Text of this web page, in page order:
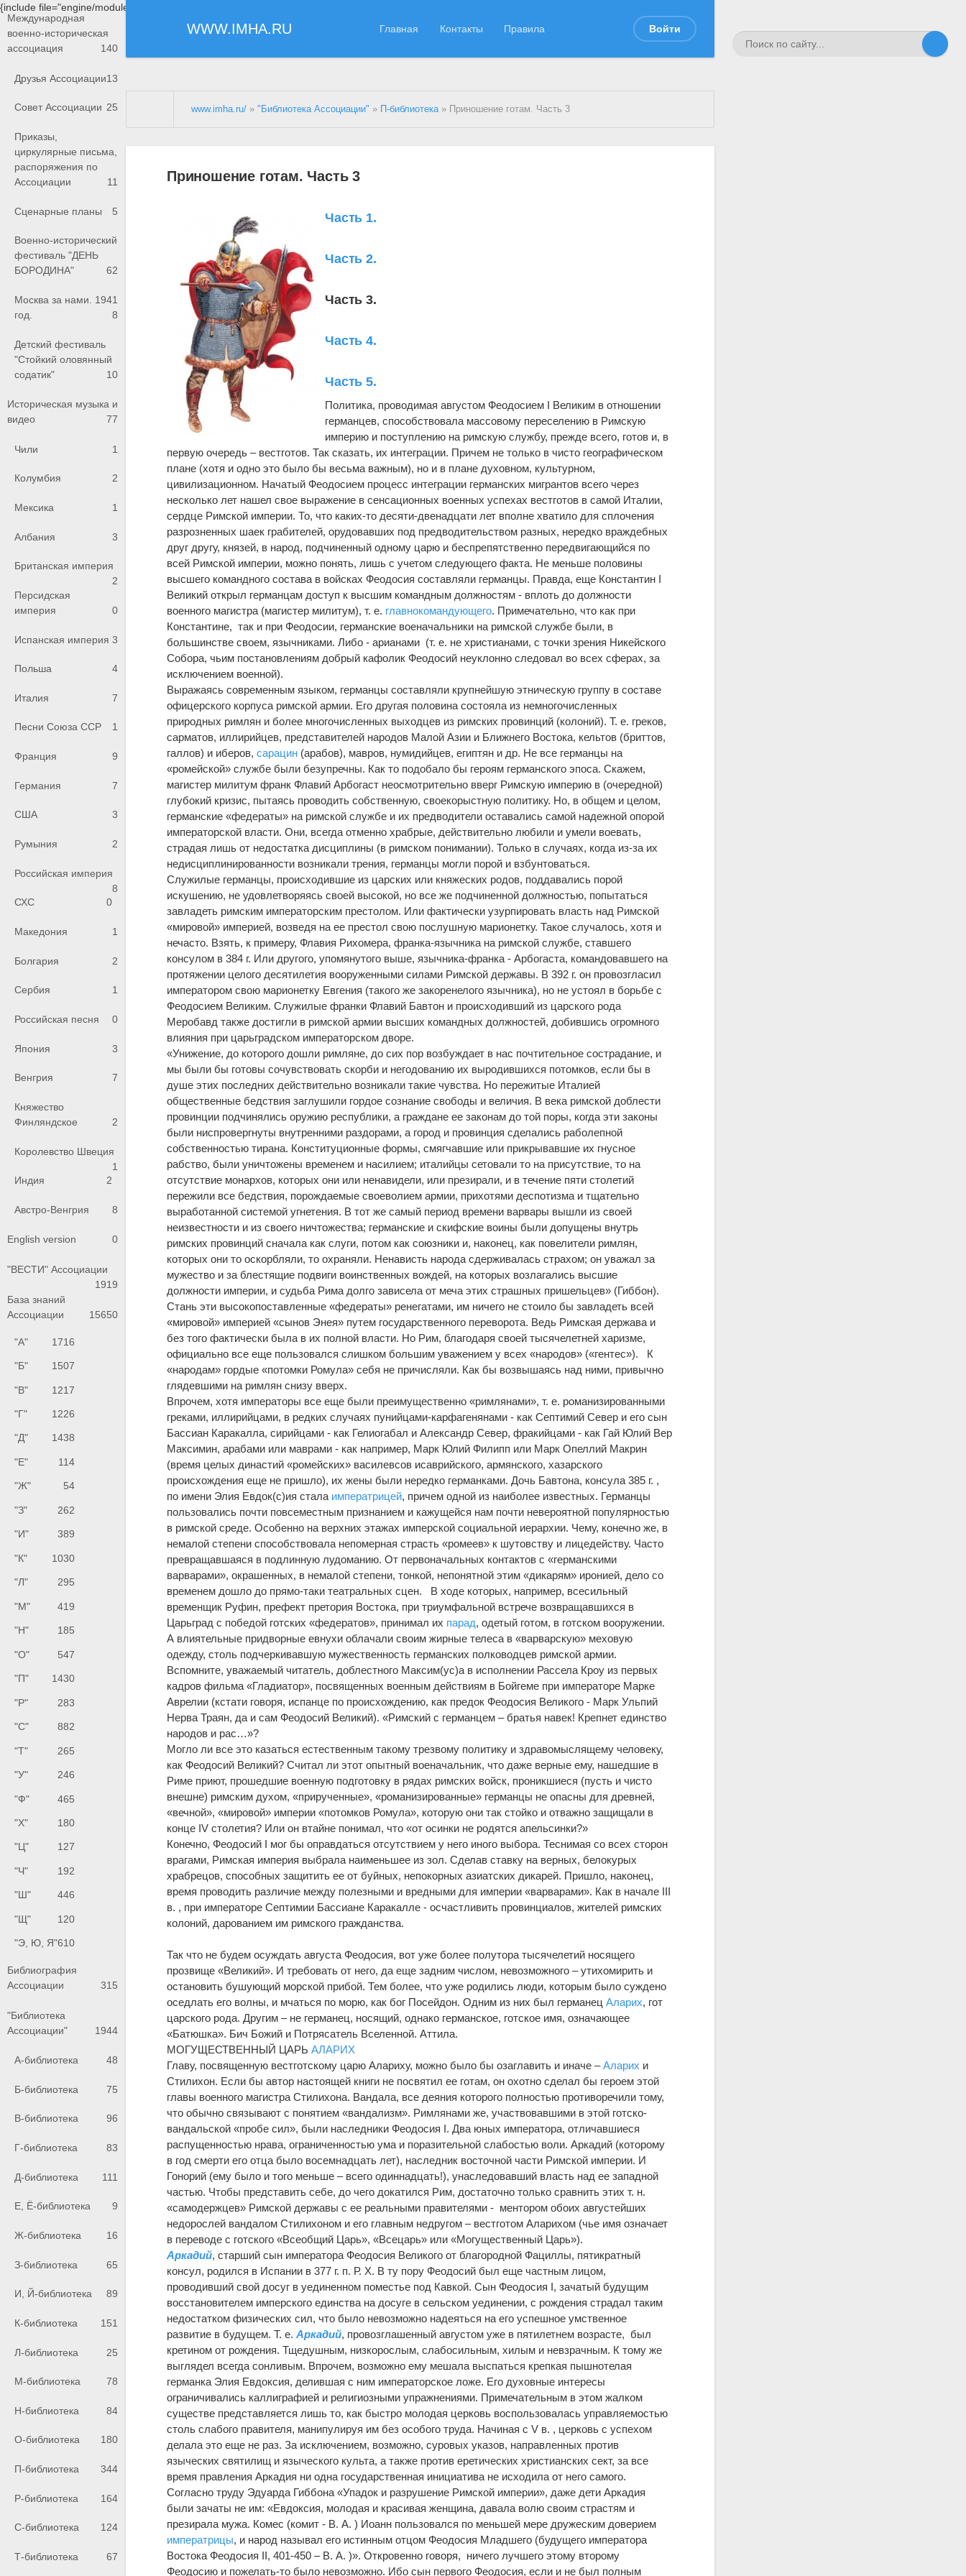
{include file="engine/modules/saperu/head.php"}
WWW.IMHA.RU Главная Контакты Правила Войти
Международная
военно-историческая
ассоциация
140
Друзья Ассоциации13
Совет Ассоциации 25
Приказы,
циркулярные письма,
распоряжения по
Ассоциации
11
Сценарные планы 5
Военно-исторический
фестиваль "ДЕНЬ
БОРОДИНА"
62
Москва за нами. 1941
год.
8
Детский фестиваль
"Стойкий оловянный
содатик"
10
Историческая музыка и
видео
77
Чили 1
Колумбия 2
Мексика 1
Албания 3
Британская империя
2
Персидская
империя
0
Испанская империя 3
Польша 4
Италия 7
Песни Союза ССР 1
Франция 9
Германия 7
США 3
Румыния 2
Российская империя
8
СХС
0
Македония 1
Болгария 2
Сербия 1
Российская песня 0
Япония 3
Венгрия 7
Княжество
Финляндское
2
Королевство Швеция
1
Индия
2
Австро-Венгрия 8
English version 0
"ВЕСТИ" Ассоциации
1919
База знаний
Ассоциации
15650
"А" 1716
"Б" 1507
"В" 1217
"Г" 1226
"Д" 1438
"Е" 114
"Ж" 54
"З" 262
"И" 389
"К" 1030
"Л" 295
"М" 419
"Н" 185
"О" 547
"П" 1430
"Р" 283
"С" 882
"Т" 265
"У" 246
"Ф" 465
"Х" 180
"Ц" 127
"Ч" 192
"Ш" 446
"Щ" 120
"Э, Ю, Я"610
Библиография
Ассоциации
315
"Библиотека
Ассоциации"
1944
А-библиотека 48
Б-библиотека 75
В-библиотека 96
Г-библиотека 83
Д-библиотека 111
Е, Ё-библиотека 9
Ж-библиотека 16
З-библиотека 65
И, Й-библиотека 89
К-библиотека 151
Л-библиотека 25
М-библиотека 78
Н-библиотека 84
О-библиотека 180
П-библиотека 344
Р-библиотека 164
С-библиотека 124
Т-библиотека 67
www.imha.ru/ »"Библиотека Ассоциации" » П-библиотека» Приношение готам. Часть 3
Приношение готам. Часть 3
Часть 1.
Часть 2.
Часть 3.
Часть 4.
Часть 5.
Политика, проводимая августом Феодосием I Великим в отношении
германцев, способствовала массовому переселению в Римскую
империю и поступлению на римскую службу, прежде всего, готов и, в
первую очередь – вестготов. Так сказать, их интеграции. Причем не только в чисто географическом
плане (хотя и одно это было бы весьма важным), но и в плане духовном, культурном,
цивилизационном. Начатый Феодосием процесс интеграции германских мигрантов всего через
несколько лет нашел свое выражение в сенсационных военных успехах вестготов в самой Италии,
сердце Римской империи. То, что каких-то десяти-двенадцати лет вполне хватило для сплочения
разрозненных шаек грабителей, орудовавших под предводительством разных, нередко враждебных
друг другу, князей, в народ, подчиненный одному царю и беспрепятственно передвигающийся по
всей Римской империи, можно понять, лишь с учетом следующего факта. Не меньше половины
высшего командного состава в войсках Феодосия составляли германцы. Правда, еще Константин I
Великий открыл германцам доступ к высшим командным должностям - вплоть до должности
военного магистра (магистер милитум), т. е. главнокомандующего. Примечательно, что как при
Константине, так и при Феодосии, германские военачальники на римской службе были, в
большинстве своем, язычниками. Либо - арианами (т. е. не христианами, с точки зрения Никейского
Собора, чьим постановлениям добрый кафолик Феодосий неуклонно следовал во всех сферах, за
исключением военной).
Выражаясь современным языком, германцы составляли крупнейшую этническую группу в составе
офицерского корпуса римской армии. Его другая половина состояла из немногочисленных
природных римлян и более многочисленных выходцев из римских провинций (колоний). Т. е. греков,
сарматов, иллирийцев, представителей народов Малой Азии и Ближнего Востока, кельтов (бриттов,
галлов) и иберов,сарацин (арабов), мавров, нумидийцев, египтян и др. Не все германцы на
«ромейской» службе были безупречны. Как то подобало бы героям германского эпоса. Скажем,
магистер милитум франк Флавий Арбогаст неосмотрительно вверг Римскую империю в (очередной)
глубокий кризис, пытаясь проводить собственную, своекорыстную политику. Но, в общем и целом,
германские «федераты» на римской службе и их предводители оставались самой надежной опорой
императорской власти. Они, всегда отменно храбрые, действительно любили и умели воевать,
страдая лишь от недостатка дисциплины (в римском понимании). Только в случаях, когда из-за их
недисциплинированности возникали трения, германцы могли порой и взбунтоваться.
Служилые германцы, происходившие из царских или княжеских родов, поддавались порой
искушению, не удовлетворяясь своей высокой, но все же подчиненной должностью, попытаться
завладеть римским императорским престолом. Или фактически узурпировать власть над Римской
«мировой» империей, возведя на ее престол свою послушную марионетку. Такое случалось, хотя и
нечасто. Взять, к примеру, Флавия Рихомера, франка-язычника на римской службе, ставшего
консулом в 384 г. Или другого, упомянутого выше, язычника-франка - Арбогаста, командовавшего на
протяжении целого десятилетия вооруженными силами Римской державы. В 392 г. он провозгласил
императором свою марионетку Евгения (такого же закоренелого язычника), но не устоял в борьбе с
Феодосием Великим. Служилые франки Флавий Бавтон и происходивший из царского рода
Меробавд также достигли в римской армии высших командных должностей, добившись огромного
влияния при царьградском императорском дворе.
«Унижение, до которого дошли римляне, до сих пор возбуждает в нас почтительное сострадание, и
мы были бы готовы сочувствовать скорби и негодованию их выродившихся потомков, если бы в
душе этих последних действительно возникали такие чувства. Но пережитые Италией
общественные бедствия заглушили гордое сознание свободы и величия. В века римской доблести
провинции подчинялись оружию республики, а граждане ее законам до той поры, когда эти законы
были ниспровергнуты внутренними раздорами, а город и провинция сделались раболепной
собственностью тирана. Конституционные формы, смягчавшие или прикрывавшие их гнусное
рабство, были уничтожены временем и насилием; италийцы сетовали то на присутствие, то на
отсутствие монархов, которых они или ненавидели, или презирали, и в течение пяти столетий
пережили все бедствия, порождаемые своеволием армии, прихотями деспотизма и тщательно
выработанной системой угнетения. В тот же самый период времени варвары вышли из своей
неизвестности и из своего ничтожества; германские и скифские воины были допущены внутрь
римских провинций сначала как слуги, потом как союзники и, наконец, как повелители римлян,
которых они то оскорбляли, то охраняли. Ненависть народа сдерживалась страхом; он уважал за
мужество и за блестящие подвиги воинственных вождей, на которых возлагались высшие
должности империи, и судьба Рима долго зависела от меча этих страшных пришельцев» (Гиббон).
Стань эти высокопоставленные «федераты» ренегатами, им ничего не стоило бы завладеть всей
«мировой» империей «сынов Энея» путем государственного переворота. Ведь Римская держава и
без того фактически была в их полной власти. Но Рим, благодаря своей тысячелетней харизме,
официально все еще пользовался слишком большим уважением у всех «народов» («гентес»). К
«народам» гордые «потомки Ромула» себя не причисляли. Как бы возвышаясь над ними, привычно
глядевшими на римлян снизу вверх.
Впрочем, хотя императоры все еще были преимущественно «римлянами», т. е. романизированными
греками, иллирийцами, в редких случаях пунийцами-карфагенянами - как Септимий Север и его сын
Бассиан Каракалла, сирийцами - как Гелиогабал и Александр Север, фракийцами - как Гай Юлий Вер
Максимин, арабами или маврами - как например, Марк Юлий Филипп или Марк Опеллий Макрин
(время целых династий «ромейских» василевсов исаврийского, армянского, хазарского
происхождения еще не пришло), их жены были нередко германками. Дочь Бавтона, консула 385 г. ,
по имени Элия Евдок(с)ия стала императрицей, причем одной из наиболее известных. Германцы
пользовались почти повсеместным признанием и кажущейся нам почти невероятной популярностью
в римской среде. Особенно на верхних этажах имперской социальной иерархии. Чему, конечно же, в
немалой степени способствовала непомерная страсть «ромеев» к шутовству и лицедейству. Часто
превращавшаяся в подлинную лудоманию. От первоначальных контактов с «германскими
варварами», окрашенных, в немалой степени, тонкой, непонятной этим «дикарям» иронией, дело со
временем дошло до прямо-таки театральных сцен. В ходе которых, например, всесильный
временщик Руфин, префект претория Востока, при триумфальной встрече возвращавшихся в
Царьград с победой готских «федератов», принимал их парад, одетый готом, в готском вооружении.
А влиятельные придворные евнухи облачали своим жирные телеса в «варварскую» меховую
одежду, столь подчеркивавшую мужественность германских полководцев римской армии.
Вспомните, уважаемый читатель, доблестного Максим(ус)а в исполнении Рассела Кроу из первых
кадров фильма «Гладиатор», посвященных военным действиям в Бойгеме при императоре Марке
Аврелии (кстати говоря, испанце по происхождению, как предок Феодосия Великого - Марк Ульпий
Нерва Траян, да и сам Феодосий Великий). «Римский с германцем – братья навек! Крепнет единство
народов и рас…»?
Могло ли все это казаться естественным такому трезвому политику и здравомыслящему человеку,
как Феодосий Великий? Считал ли этот опытный военачальник, что даже верные ему, нашедшие в
Риме приют, прошедшие военную подготовку в рядах римских войск, проникшиеся (пусть и чисто
внешне) римским духом, «прирученные», «романизированные» германцы не опасны для древней,
«вечной», «мировой» империи «потомков Ромула», которую они так стойко и отважно защищали в
конце IV столетия? Или он втайне понимал, что «от осинки не родятся апельсинки?»
Конечно, Феодосий I мог бы оправдаться отсутствием у него иного выбора. Теснимая со всех сторон
врагами, Римская империя выбрала наименьшее из зол. Сделав ставку на верных, белокурых
храбрецов, способных защитить ее от буйных, непокорных азиатских дикарей. Пришло, наконец,
время проводить различие между полезными и вредными для империи «варварами». Как в начале III
в. , при императоре Септимии Бассиане Каракалле - осчастливить провинциалов, жителей римских
колоний, дарованием им римского гражданства.
Так что не будем осуждать августа Феодосия, вот уже более полутора тысячелетий носящего
прозвище «Великий». И требовать от него, да еще задним числом, невозможного – утихомирить и
остановить бушующий морской прибой. Тем более, что уже родились люди, которым было суждено
оседлать его волны, и мчаться по морю, как бог Посейдон. Одним из них был германецАларих, гот
царского рода. Другим – не германец, носящий, однако германское, готское имя, означающее
«Батюшка». Бич Божий и Потрясатель Вселенной. Аттила.
МОГУЩЕСТВЕННЫЙ ЦАРЬАЛАРИХ
Главу, посвященную вестготскому царю Алариху, можно было бы озаглавить и иначе –Аларих и
Стилихон. Если бы автор настоящей книги не посвятил ее готам, он охотно сделал бы героем этой
главы военного магистра Стилихона. Вандала, все деяния которого полностью противоречили тому,
что обычно связывают с понятием «вандализм». Римлянами же, участвовавшими в этой готско-
вандальской «пробе сил», были наследники Феодосия I. Два юных императора, отличавшиеся
распущенностью нрава, ограниченностью ума и поразительной слабостью воли. Аркадий (которому
в год смерти его отца было восемнадцать лет), наследник восточной части Римской империи. И
Гонорий (ему было и того меньше – всего одиннадцать!), унаследовавший власть над ее западной
частью. Чтобы представить себе, до чего докатился Рим, достаточно только сравнить этих т. н.
«самодержцев» Римской державы с ее реальными правителями - ментором обоих августейших
недорослей вандалом Стилихоном и его главным недругом – вестготом Аларихом (чье имя означает
в переводе с готского «Всеобщий Царь», «Всецарь» или «Могущественный Царь»).
Аркадий, старший сын императора Феодосия Великого от благородной Фациллы, пятикратный
консул, родился в Испании в 377 г. п. Р. Х. В ту пору Феодосий был еще частным лицом,
проводивший свой досуг в уединенном поместье под Кавкой. Сын Феодосия I, зачатый будущим
восстановителем имперского единства на досуге в сельском уединении, с рождения страдал таким
недостатком физических сил, что было невозможно надеяться на его успешное умственное
развитие в будущем. Т. е.Аркадий, провозглашенный августом уже в пятилетнем возрасте, был
кретином от рождения. Тщедушным, низкорослым, слабосильным, хилым и невзрачным. К тому же
выглядел всегда сонливым. Впрочем, возможно ему мешала выспаться крепкая пышнотелая
германка Элия Евдоксия, делившая с ним императорское ложе. Его духовные интересы
ограничивались каллиграфией и религиозными упражнениями. Примечательным в этом жалком
существе представляется лишь то, как быстро молодая церковь воспользовалась управляемостью
столь слабого правителя, манипулируя им без особого труда. Начиная с V в. , церковь с успехом
делала это еще не раз. За исключением, возможно, суровых указов, направленных против
языческих святилищ и языческого культа, а также против еретических христианских сект, за все
время правления Аркадия ни одна государственная инициатива не исходила от него самого.
Согласно труду Эдуарда Гиббона «Упадок и разрушение Римской империи», даже дети Аркадия
были зачаты не им: «Евдоксия, молодая и красивая женщина, давала волю своим страстям и
презирала мужа. Комес (комит - В. А. ) Иоанн пользовался по меньшей мере дружеским доверием
императрицы, и народ называл его истинным отцом Феодосия Младшего (будущего императора
Востока Феодосия II, 401-450 – В. А. )». Откровенно говоря, ничего лучшего этому второму
Феодосию и пожелать-то было невозможно. Ибо сын первого Феодосия, если и не был полным